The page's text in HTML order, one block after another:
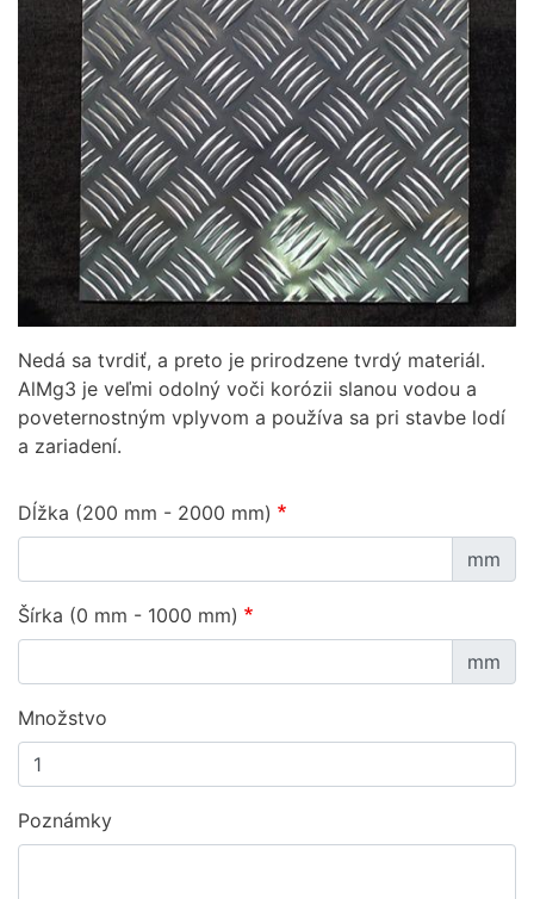
Nedá sa tvrdiť, a preto je prirodzene tvrdý materiál.
AlMg3 je veľmi odolný voči korózii slanou vodou a
poveternostným vplyvom a používa sa pri stavbe lodí
a zariadení.
Dĺžka (200 mm - 2000 mm)
mm
Šírka (0 mm - 1000 mm)
mm
Množstvo
Poznámky